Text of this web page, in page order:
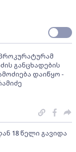
განცხადების
დაიწყო -
18 წელი გავიდა